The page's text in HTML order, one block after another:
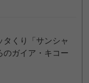
くり「サンシャ
のガイア・キコー